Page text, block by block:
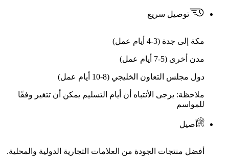
توصيل سريع
مكة إلى جدة (3-4 أيام عمل)
مدن أخرى (5-7 أيام عمل)
دول مجلس التعاون الخليجي (8-10 أيام عمل)
ملاحظة: يرجى الأنتباه أن أيام التسليم يمكن أن تتغير وفقًا
للمواسم
أصيل
أفضل منتجات الجودة من العلامات التجارية الدولية والمحلية.